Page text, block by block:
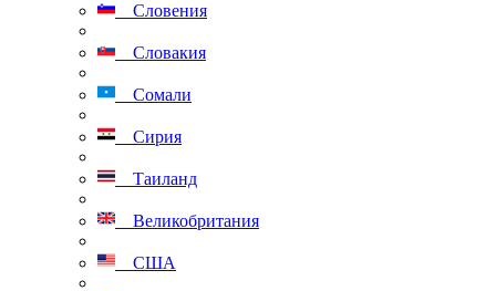
Словения
Словакия
Сомали
Сирия
Таиланд
Великобритания
США